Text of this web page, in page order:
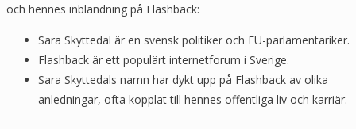
och hennes inblandning på Flashback:
Sara Skyttedal är en svensk politiker och EU-parlamentariker.
Flashback är ett populärt internetforum i Sverige.
Sara Skyttedals namn har dykt upp på Flashback av olika
anledningar, ofta kopplat till hennes offentliga liv och karriär.